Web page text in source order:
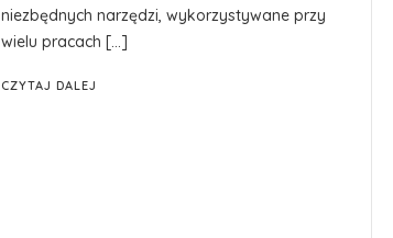
niezbędnych narzędzi, wykorzystywane przy
wielu pracach […]
CZYTAJ DALEJ